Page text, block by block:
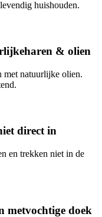
huishouden.
haren & olien
met natuurlijke olien.
direct in
en trekken niet in de
metvochtige doek